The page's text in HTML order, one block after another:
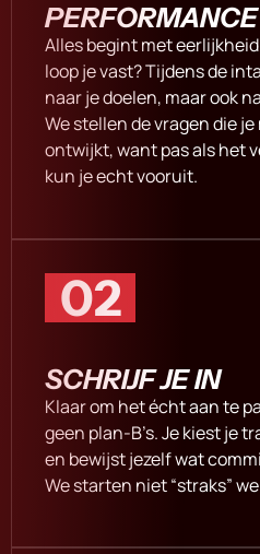
Alles begint met
loop je vast? Tijdens de
naar je doelen, maar ook
We stellen de vragen die
ontwijkt, want pas als het
kun je echt vooruit.
02
SCHRIJF JE IN
Klaar om het écht aan te
geen plan-B’s. Je kiest je
en bewijst jezelf wat
We starten niet “straks”